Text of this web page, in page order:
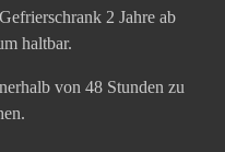
2 Jahre ab
haltbar.
von 48 Stunden zu